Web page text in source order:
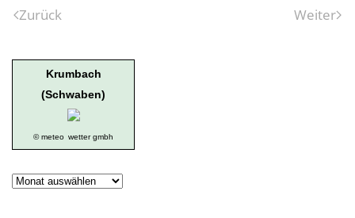
Zurück Weiter
Krumbach
(Schwaben)
© meteo wetter gmbh
Geschichte